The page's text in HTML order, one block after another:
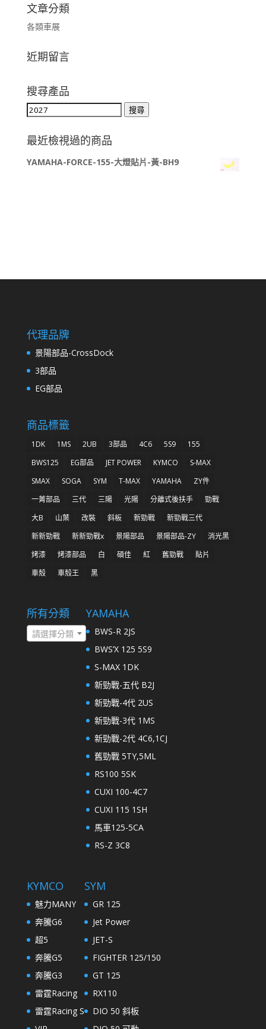
文章分類
各類車展
近期留言
搜尋產品
搜
關
鍵
字:
搜尋
最近檢視過的商品
YAMAHA-FORCE-155-大燈貼片-黃-BH9
代理品牌
景陽部品-CrossDock
3部品
EG部品
商品標籤
1DK 1MS 2UB 3部品 4C6 5S9
155
BWS125
EG部品 JET POWER KYMCO
S-MAX
SMAX
SOGA SYM T-MAX YAMAHA
ZY件
一菁部品
三代 三陽 光陽 分離式後扶手
勁戰
大B
山葉 改裝 斜板 新勁戰
新勁戰三代
新新勁戰
新新勁戰x 景陽部品 景陽部品-ZY
消光黑
烤漆
烤漆部品 白 碩佳 紅 舊勁戰
貼片
車殼
車殼王 黑
所有分類
請選擇分類
YAMAHA
BWS-R 2JS
BWS’X 125 5S9
S-MAX 1DK
新勁戰-五代 B2J
新勁戰-4代 2US
新勁戰-3代 1MS
新勁戰-2代 4C6,1CJ
舊勁戰 5TY,5ML
RS100 5SK
CUXI 100-4C7
CUXI 115 1SH
馬車125-5CA
RS-Z 3C8
KYMCO
魅力MANY
奔騰G6
超5
奔騰G5
奔騰G3
雷霆Racing
雷霆Racing S
SYM
GR 125
Jet Power
JET-S
FIGHTER 125/150
GT 125
RX110
DIO 50 斜板